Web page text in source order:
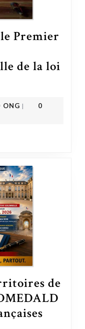
Premier
de la loi
ONG |
0
de